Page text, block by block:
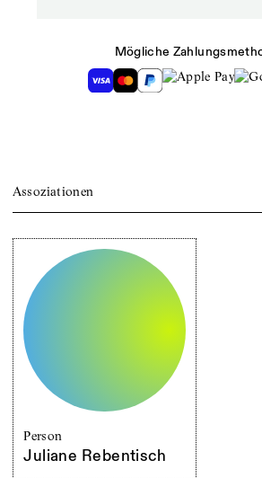
Mögliche
Assoziationen
Person
Juliane Rebentisch